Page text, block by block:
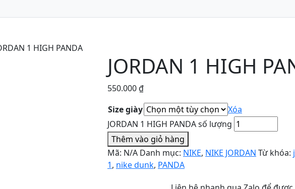
1 HIGH PANDA
JORDAN 1 HIGH
550.000₫
Size giày
Xóa
JORDAN 1 HIGH PANDA số lượng
Thêm vào giỏ hàng
Mã: N/A Danh mục: NIKE, NIKE JORDAN Từ khóa:
1, nike dunk, PANDA